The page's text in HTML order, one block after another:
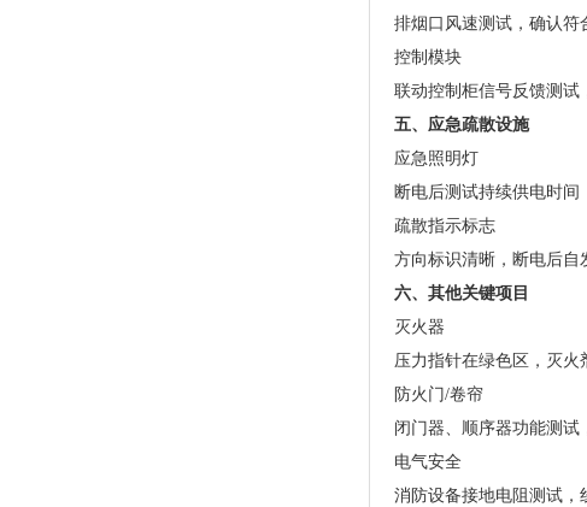
排烟口风速测试，确认符
控制模块
联动控制柜信号反馈测试
五、应急疏散设施
应急照明灯
断电后测试持续供电时间
疏散指示标志
方向标识清晰，断电后自
六、其他关键项目
灭火器
压力指针在绿色区，灭火
防火门/卷帘
闭门器、顺序器功能测试
电气安全
消防设备接地电阻测试，